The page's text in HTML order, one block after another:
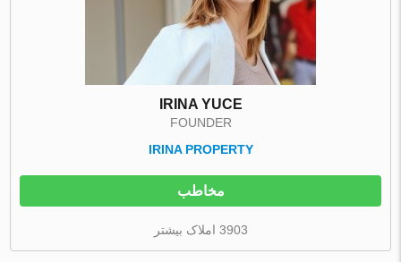
IRINA YUCE
FOUNDER
IRINA PROPERTY
مخاطب
3903 املاک بیشتر